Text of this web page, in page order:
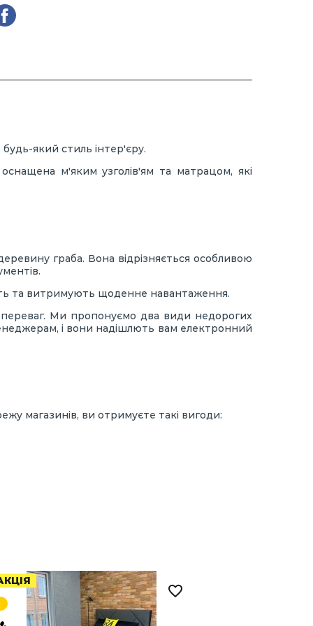
який стиль інтер'єру.
м'яким узголів'ям та матрацом, які
граба. Вона відрізняється особливою
та витримують щоденне навантаження.
переваг. Ми пропонуємо два види недорогих
і вони надішлють вам електронний
магазинів, ви отримуєте такі вигоди: